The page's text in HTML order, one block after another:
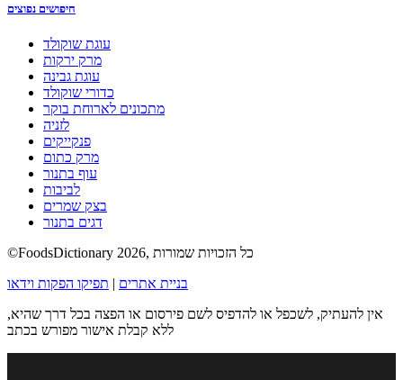
חיפושים נפוצים
עוגת שוקולד
מרק ירקות
עוגת גבינה
כדורי שוקולד
מתכונים לארוחת בוקר
לזניה
פנקייקים
מרק כתום
עוף בתנור
לביבות
בצק שמרים
דגים בתנור
©FoodsDictionary 2026, כל הזכויות שמורות
בניית אתרים | תפיקו הפקות וידאו
אין להעתיק, לשכפל או להדפיס לשם פירסום או הפצה בכל דרך שהיא,
ללא קבלת אישור מפורש בכתב